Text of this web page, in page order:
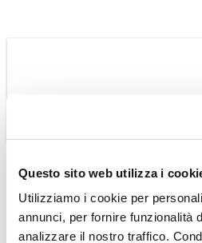
Questo sito web utilizza i
Utilizziamo i cookie per
annunci, per fornire funzionalità
analizzare il nostro traffico.
estensione in Nepal
Kathmandu
Khajuraho, le regge dei principi di
Jaipur e le bellezze artistiche e
paesaggistiche di Kathmandu e